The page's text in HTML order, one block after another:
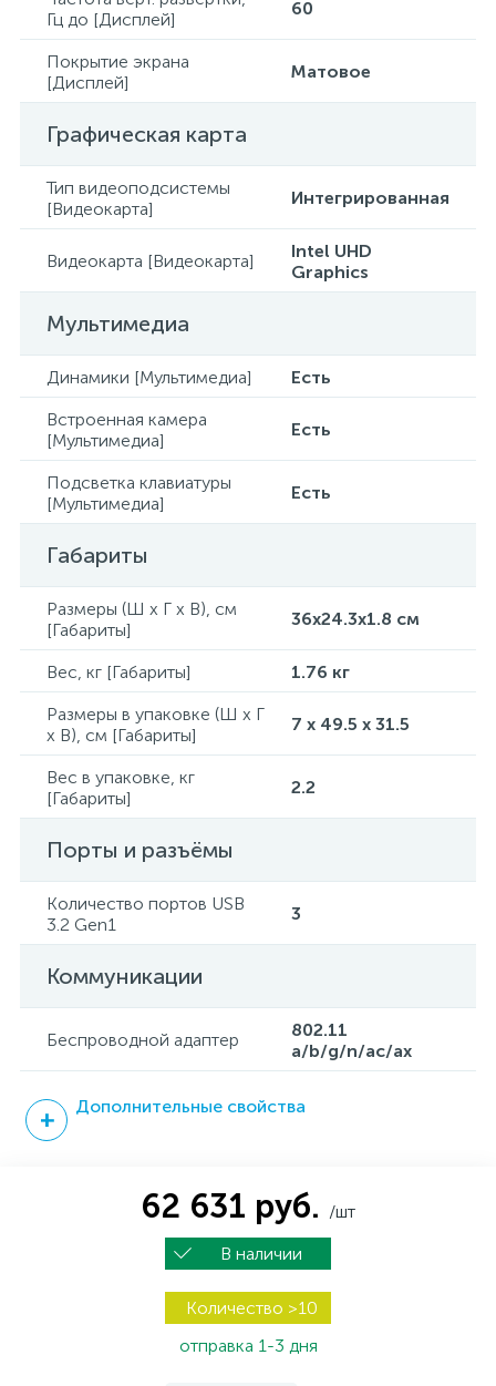
Гц до [Дисплей]
60
Покрытие экрана
[Дисплей]
Матовое
Графическая карта
Тип видеоподсистемы
[Видеокарта]
Интегрированная
Видеокарта [Видеокарта]
Intel UHD
Graphics
Мультимедиа
Динамики [Мультимедиа]
Есть
Встроенная камера
[Мультимедиа]
Есть
Подсветка клавиатуры
[Мультимедиа]
Есть
Габариты
Размеры (Ш x Г x В), см
[Габариты]
36x24.3x1.8 см
Вес, кг [Габариты]
1.76 кг
Размеры в упаковке (Ш x Г
x В), см [Габариты]
7 x 49.5 x 31.5
Вес в упаковке, кг
[Габариты]
2.2
Порты и разъёмы
Количество портов USB
3.2 Gen1
3
Коммуникации
Беспроводной адаптер
802.11
a/b/g/n/ac/ax
Дополнительные свойства
62 631 руб. /шт
В наличии
Количество >10
отправка 1-3 дня